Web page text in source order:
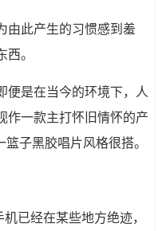
由此产生的习惯感到羞
。
便是在当今的环境下，人
作一款主打怀旧情怀的产
子黑胶唱片风格很搭。
已经在某些地方绝迹，